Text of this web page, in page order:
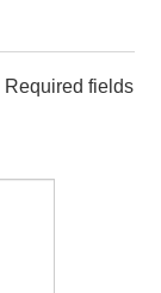
Required fields